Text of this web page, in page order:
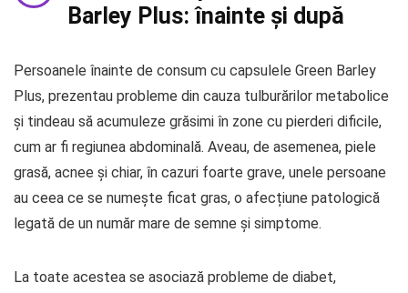
Barley Plus: înainte și după
Persoanele înainte de consum cu capsulele Green Barley
Plus, prezentau probleme din cauza tulburărilor metabolice
și tindeau să acumuleze grăsimi în zone cu pierderi dificile,
cum ar fi regiunea abdominală. Aveau, de asemenea, piele
grasă, acnee și chiar, în cazuri foarte grave, unele persoane
au ceea ce se numește ficat gras, o afecțiune patologică
legată de un număr mare de semne și simptome.
La toate acestea se asociază probleme de diabet,